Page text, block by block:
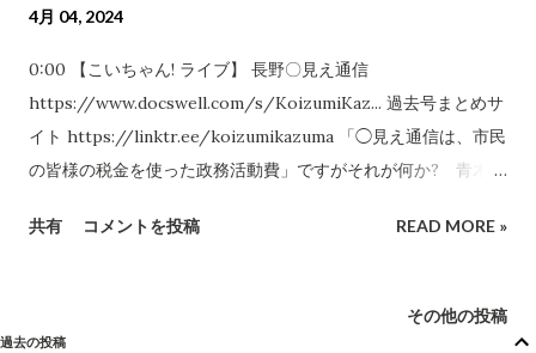
4月 04, 2024
0:00 【こいちゃん! ライブ】 長野〇見え通信
https://www.docswell.com/s/KoizumiKaz... 過去号まとめサ
イト https://linktr.ee/koizumikazuma 「◯見え通信は、市民
の皆様の税金を使った政務活動費」ですがそれが何か? 青木敏
反論 新友会も広報紙に政務活動費を支出していた!!
青木敏明市議・新友会の政務活動費支出報告書 個人の電
話にも公金支出!?
共有 コメントを投稿 READ MORE »
その他の投稿
過去の投稿